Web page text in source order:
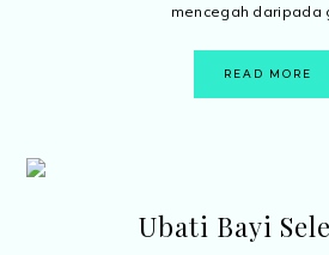
mencegah daripada
READ MORE
Ubati Bayi